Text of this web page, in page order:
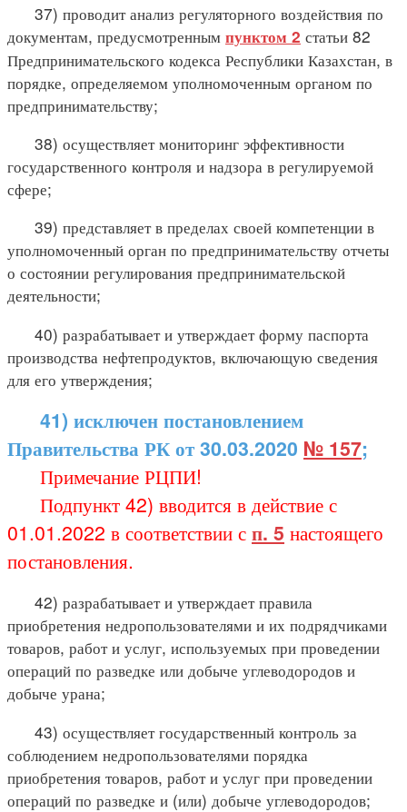
37) проводит анализ регуляторного воздействия по
документам, предусмотренным пунктом 2 статьи 82
Предпринимательского кодекса Республики Казахстан, в
порядке, определяемом уполномоченным органом по
предпринимательству;
38) осуществляет мониторинг эффективности
государственного контроля и надзора в регулируемой
сфере;
39) представляет в пределах своей компетенции в
уполномоченный орган по предпринимательству отчеты
о состоянии регулирования предпринимательской
деятельности;
40) разрабатывает и утверждает форму паспорта
производства нефтепродуктов, включающую сведения
для его утверждения;
41) исключен постановлением
Правительства РК от 30.03.2020 № 157;
Примечание РЦПИ!
Подпункт 42) вводится в действие с
01.01.2022 в соответствии с п. 5 настоящего
постановления.
42) разрабатывает и утверждает правила
приобретения недропользователями и их подрядчиками
товаров, работ и услуг, используемых при проведении
операций по разведке или добыче углеводородов и
добыче урана;
43) осуществляет государственный контроль за
соблюдением недропользователями порядка
приобретения товаров, работ и услуг при проведении
операций по разведке и (или) добыче углеводородов;